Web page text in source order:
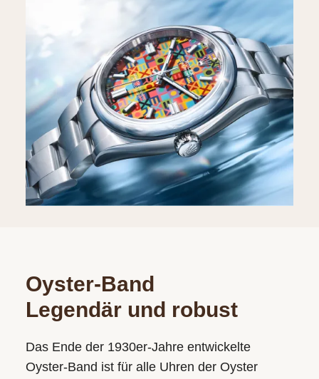
Oyster-Band
Legendär und robust
Das Ende der 1930er-Jahre entwickelte
Oyster-Band ist für alle Uhren der Oyster